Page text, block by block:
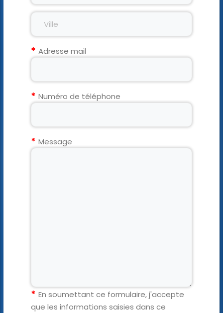
Adresse mail
Numéro de téléphone
Message
En soumettant ce formulaire, j'accepte
que les informations saisies dans ce